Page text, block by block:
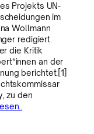
Projekts UN-
im
Wollmann
redigiert.
die Kritik
an der
berichtet.[1]
zu den